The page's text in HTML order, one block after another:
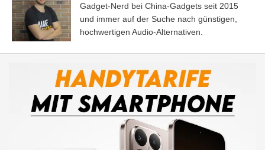
Gadget-Nerd bei China-Gadgets seit 2015
und immer auf der Suche nach günstigen,
hochwertigen Audio-Alternativen.